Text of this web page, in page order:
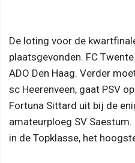
De loting voor de
plaatsgevonden. FC
ADO Den Haag. Verder
sc Heerenveen, gaat PSV
Fortuna Sittard uit bij de
amateurploeg SV
in de Topklasse, het